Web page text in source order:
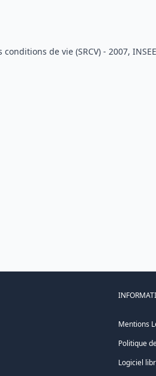
de vie (SRCV) - 2007,
Mentions
Politique
Logiciel